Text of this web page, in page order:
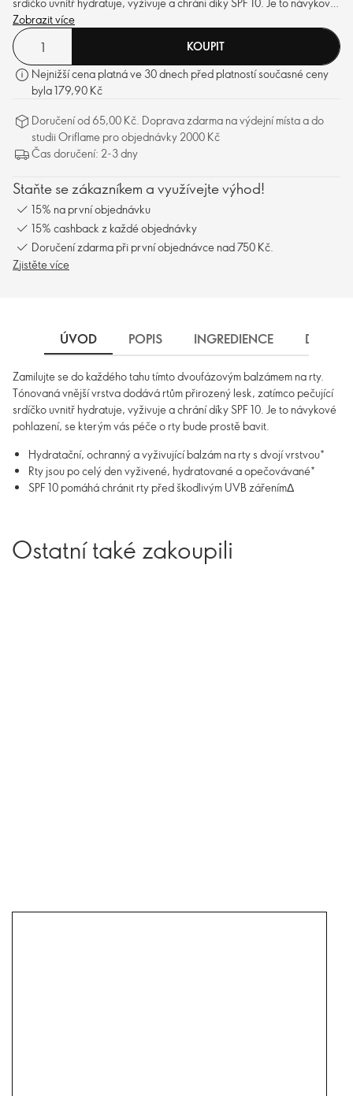
pohlazení, se kterým vás péče o rty bude prostě bavit.
Zobrazit více
KOUPIT
Nejnižší cena platná ve 30 dnech před platností současné ceny
byla 179,90 Kč
Doručení od 65,00 Kč. Doprava zdarma na výdejní místa a do
studii Oriflame pro objednávky 2000 Kč
Čas doručení: 2-3 dny
Staňte se zákazníkem a využívejte výhod!
15% na první objednávku
15% cashback z každé objednávky
Doručení zdarma při první objednávce nad 750 Kč.
Zjistěte více
ÚVOD POPIS INGREDIENCE
Zamilujte se do každého tahu tímto dvoufázovým balzámem na rty.
Tónovaná vnější vrstva dodává rtům přirozený lesk, zatímco pečující
srdíčko uvnitř hydratuje, vyživuje a chrání díky SPF 10. Je to návykové
pohlazení, se kterým vás péče o rty bude prostě bavit.
Hydratační, ochranný a vyživující balzám na rty s dvojí vrstvou*
Rty jsou po celý den vyživené, hydratované a opečovávané*
SPF 10 pomáhá chránit rty před škodlivým UVB zářenímΔ
Ostatní také zakoupili